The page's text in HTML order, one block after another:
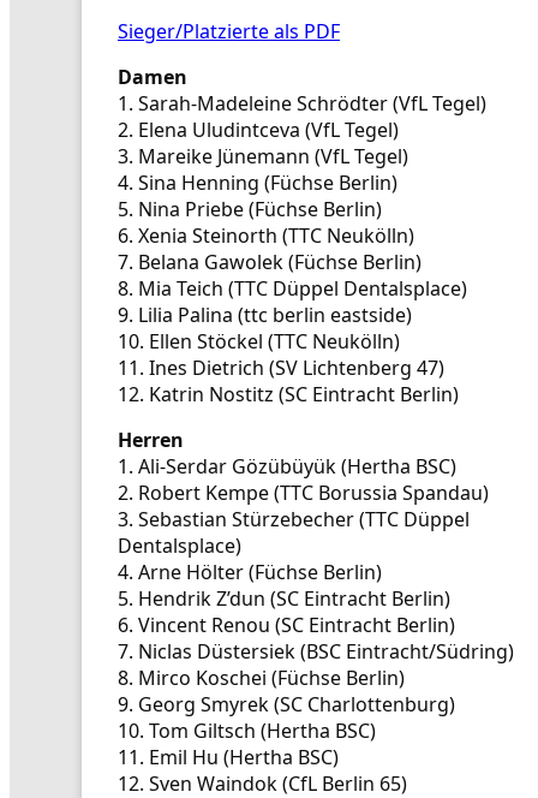
Sieger/Platzierte als PDF
Damen
1. Sarah-Madeleine Schrödter (VfL Tegel)
2. Elena Uludintceva (VfL Tegel)
3. Mareike Jünemann (VfL Tegel)
4. Sina Henning (Füchse Berlin)
5. Nina Priebe (Füchse Berlin)
6. Xenia Steinorth (TTC Neukölln)
7. Belana Gawolek (Füchse Berlin)
8. Mia Teich (TTC Düppel Dentalsplace)
9. Lilia Palina (ttc berlin eastside)
10. Ellen Stöckel (TTC Neukölln)
11. Ines Dietrich (SV Lichtenberg 47)
12. Katrin Nostitz (SC Eintracht Berlin)
Herren
1. Ali-Serdar Gözübüyük (Hertha BSC)
2. Robert Kempe (TTC Borussia Spandau)
3. Sebastian Stürzebecher (TTC Düppel
Dentalsplace)
4. Arne Hölter (Füchse Berlin)
5. Hendrik Z’dun (SC Eintracht Berlin)
6. Vincent Renou (SC Eintracht Berlin)
7. Niclas Düstersiek (BSC Eintracht/Südring)
8. Mirco Koschei (Füchse Berlin)
9. Georg Smyrek (SC Charlottenburg)
10. Tom Giltsch (Hertha BSC)
11. Emil Hu (Hertha BSC)
12. Sven Waindok (CfL Berlin 65)